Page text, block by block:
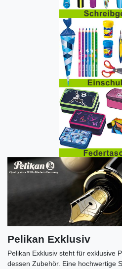
Pelikan Exklusiv
Pelikan Exklusiv steht für exklusive
dessen Zubehör. Eine hochwertige